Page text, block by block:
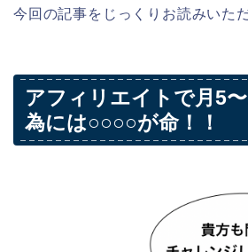
今回の記事をじっくりお読みいた
アフィリエイトで月5
為には○○○○が命！！